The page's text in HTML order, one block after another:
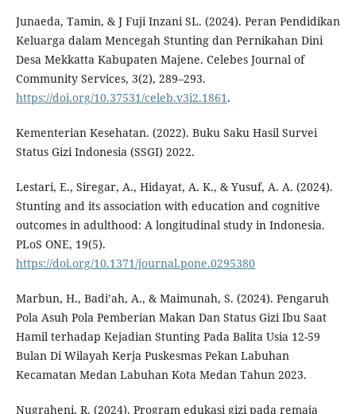
Junaeda, Tamin, & J Fuji Inzani SL. (2024). Peran Pendidikan
Keluarga dalam Mencegah Stunting dan Pernikahan Dini
Desa Mekkatta Kabupaten Majene. Celebes Journal of
Community Services, 3(2), 289–293.
https://doi.org/10.37531/celeb.v3i2.1861.
Kementerian Kesehatan. (2022). Buku Saku Hasil Survei
Status Gizi Indonesia (SSGI) 2022.
Lestari, E., Siregar, A., Hidayat, A. K., & Yusuf, A. A. (2024).
Stunting and its association with education and cognitive
outcomes in adulthood: A longitudinal study in Indonesia.
PLoS ONE, 19(5).
https://doi.org/10.1371/journal.pone.0295380
Marbun, H., Badi’ah, A., & Maimunah, S. (2024). Pengaruh
Pola Asuh Pola Pemberian Makan Dan Status Gizi Ibu Saat
Hamil terhadap Kejadian Stunting Pada Balita Usia 12-59
Bulan Di Wilayah Kerja Puskesmas Pekan Labuhan
Kecamatan Medan Labuhan Kota Medan Tahun 2023.
Nugraheni, R. (2024). Program edukasi gizi pada remaja